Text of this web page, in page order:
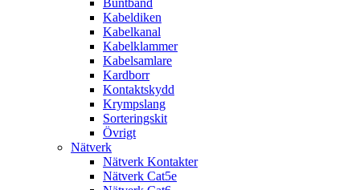
Buntband
Kabeldiken
Kabelkanal
Kabelklammer
Kabelsamlare
Kardborr
Kontaktskydd
Krympslang
Sorteringskit
Övrigt
Nätverk
Nätverk Kontakter
Nätverk Cat5e